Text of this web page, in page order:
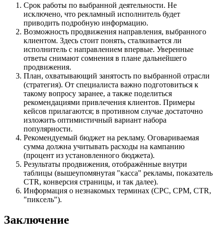
Срок работы по выбранной деятельности. Не
исключено, что рекламный исполнитель будет
приводить подробную информацию.
Возможность продвижения направления, выбранного
клиентом. Здесь стоит понять, сталкивается ли
исполнитель с направлением впервые. Уверенные
ответы снимают сомнения в плане дальнейшего
продвижения.
План, охватывающий занятость по выбранной отрасли
(стратегия). От специалиста важно подготовиться к
такому вопросу заранее, а также поделиться
рекомендациями привлечения клиентов. Примеры
кейсов прилагаются; в противном случае достаточно
изложить оптимистичный вариант набора
популярности.
Рекомендуемый бюджет на рекламу. Оговариваемая
сумма должна учитывать расходы на кампанию
(процент из установленного бюджета).
Результаты продвижения, отображённые внутри
таблицы (вышеупомянутая "касса" рекламы, показатель
CTR, конверсия страницы, и так далее).
Информация о незнакомых терминах (CPC, CPM, CTR,
"пиксель").
Заключение